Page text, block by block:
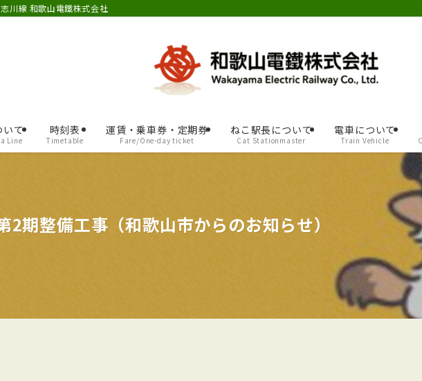
川線 和歌山電鐵株式会社
いて
Line
時刻表
Timetable
運賃・乗車券・定期券
Fare/One-day ticket
ねこ駅長について
Cat Stationmaster
電車について
Train Vehicle
2期整備工事（和歌山市からのお知らせ）